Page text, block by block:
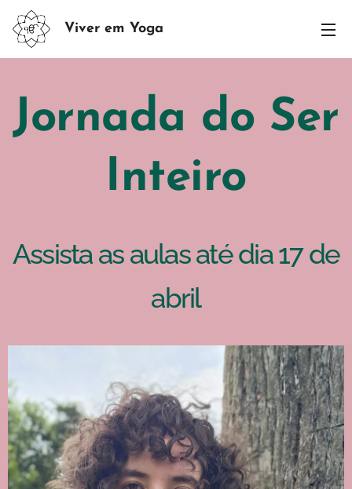
Viver em Yoga
Jornada do Ser
Inteiro
Assista as aulas até dia 17 de
abril